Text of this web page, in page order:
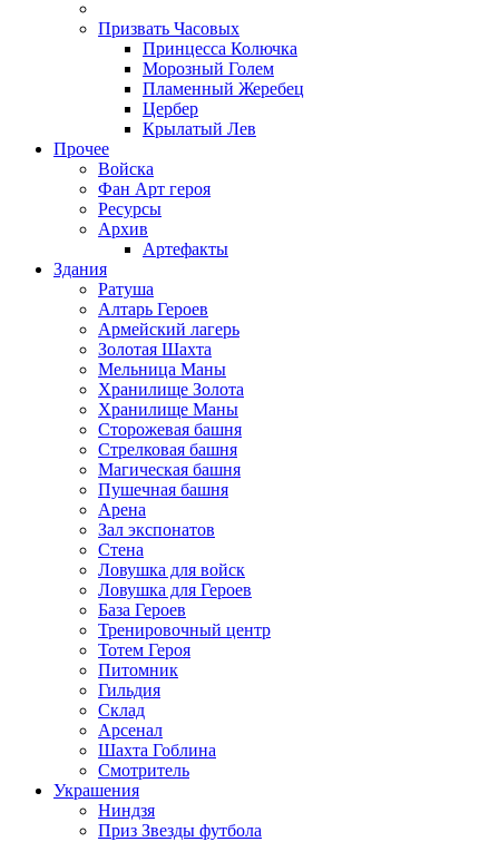
Призвать Часовых
Принцесса Колючка
Морозный Голем
Пламенный Жеребец
Цербер
Крылатый Лев
Прочее
Войска
Фан Арт героя
Ресурсы
Архив
Артефакты
Здания
Ратуша
Алтарь Героев
Армейский лагерь
Золотая Шахта
Мельница Маны
Хранилище Золота
Хранилище Маны
Сторожевая башня
Стрелковая башня
Магическая башня
Пушечная башня
Арена
Зал экспонатов
Стена
Ловушка для войск
Ловушка для Героев
База Героев
Тренировочный центр
Тотем Героя
Питомник
Гильдия
Склад
Арсенал
Шахта Гоблина
Смотритель
Украшения
Ниндзя
Приз Звезды футбола